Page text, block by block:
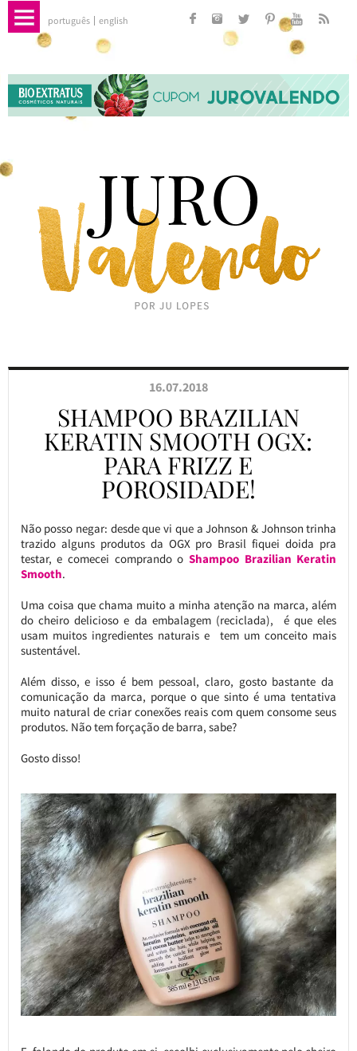
português english
16.07.2018
SHAMPOO BRAZILIAN
KERATIN SMOOTH OGX:
PARA FRIZZ E
POROSIDADE!
Não posso negar: desde que vi que a Johnson & Johnson trinha
trazido alguns produtos da OGX pro Brasil fiquei doida pra
testar, e comecei comprando o Shampoo Brazilian Keratin
Smooth.
Uma coisa que chama muito a minha atenção na marca, além
do cheiro delicioso e da embalagem (reciclada), é que eles
usam muitos ingredientes naturais e tem um conceito mais
sustentável.
Além disso, e isso é bem pessoal, claro, gosto bastante da
comunicação da marca, porque o que sinto é uma tentativa
muito natural de criar conexões reais com quem consome seus
produtos. Não tem forçação de barra, sabe?
Gosto disso!